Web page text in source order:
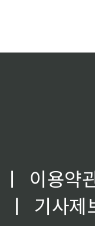
ㅣ
이용약
ㅣ
기사제